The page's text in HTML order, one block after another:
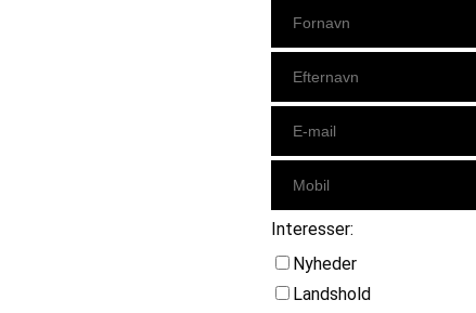
Interesser:
Nyheder
Landshold